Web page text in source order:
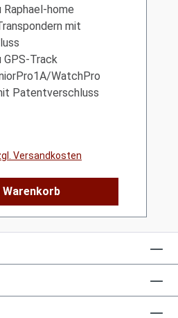
home
mit
GPS-Track
WatchPro
Patentverschluss
Versandkosten
Warenkorb